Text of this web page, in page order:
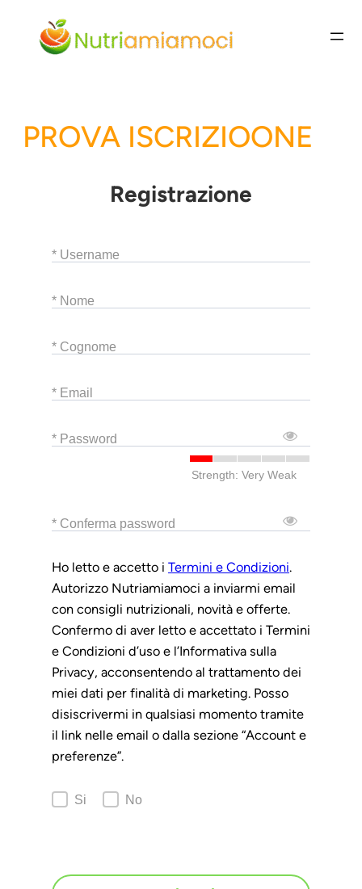
contenuto
PROVA ISCRIZIOONE
Registrazione
* Username
* Nome
* Cognome
* Email
* Password
Strength: Very Weak
* Conferma password
Ho letto e accetto i Termini e Condizioni.
Autorizzo Nutriamiamoci a inviarmi email
con consigli nutrizionali, novità e offerte.
Confermo di aver letto e accettato i Termini
e Condizioni d’uso e l’Informativa sulla
Privacy, acconsentendo al trattamento dei
miei dati per finalità di marketing. Posso
disiscrivermi in qualsiasi momento tramite
il link nelle email o dalla sezione “Account e
preferenze”.
Si No